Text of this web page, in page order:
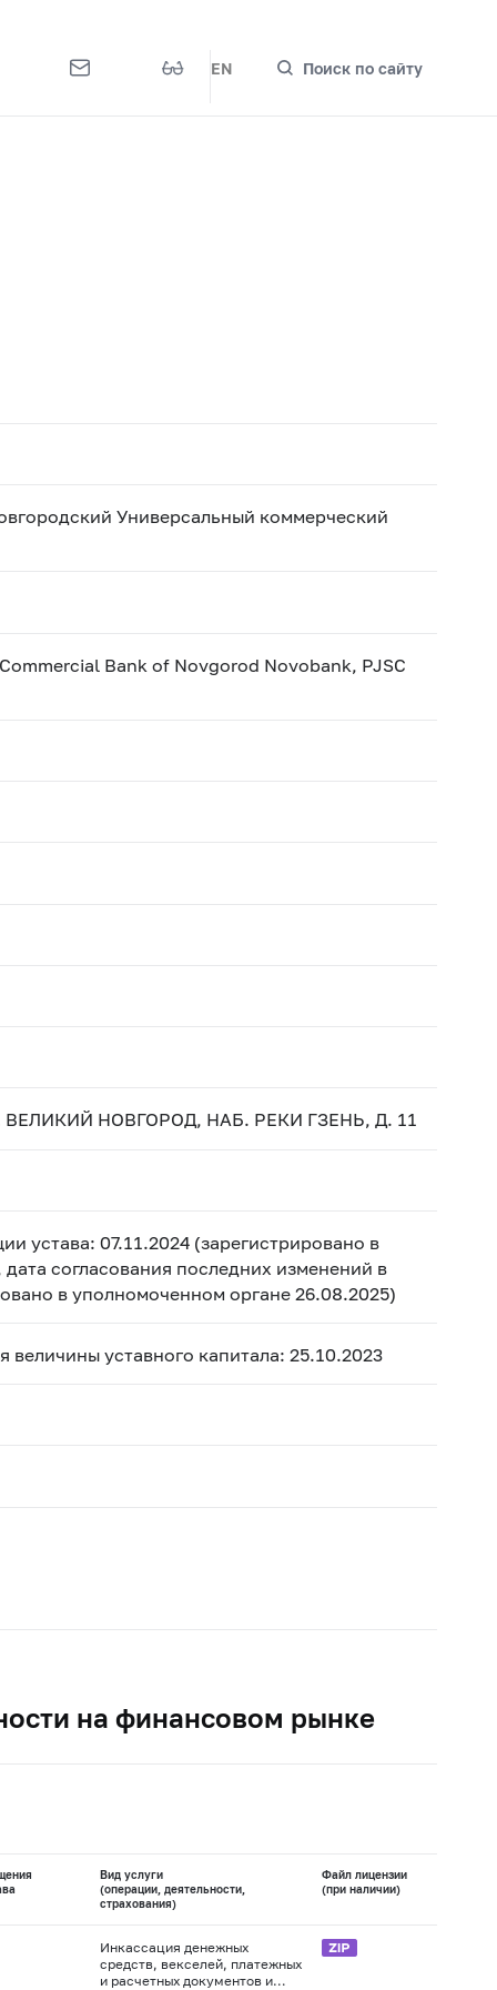
EN Поиск по сайту
Универсальный коммерческий
Bank of Novgorod Novobank, PJSC
ВЕЛИКИЙ НОВГОРОД, НАБ. РЕКИ ГЗЕНЬ, Д. 11
устава: 07.11.2024 (зарегистрировано в
согласования последних изменений в
в уполномоченном органе 26.08.2025)
величины уставного капитала: 25.10.2023
на финансовом рынке
Вид услуги
(операции, деятельности,
страхования)
Файл лицензии
(при наличии)
Инкассация денежных
средств, векселей, платежных
и расчетных документов и